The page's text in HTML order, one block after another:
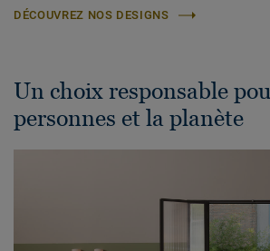
DÉCOUVREZ NOS DESIGNS
Un choix responsable
personnes et la planète